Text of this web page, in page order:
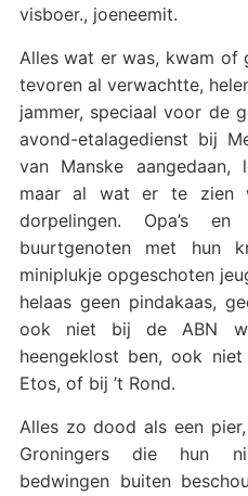
visboer., joeneemit.
Alles wat er was, kwam of
tevoren al verwachtte,
jammer, speciaal voor de
avond-etalagedienst bij
van Manske
maar al wat er te zien
dorpelingen. Opa’s
buurtgenoten met hun
miniplukje opgeschoten
helaas geen pindakaas,
ook niet bij de ABN
heengeklost ben, ook
Etos, of bij ’t Rond.
Alles zo dood als een
Groningers die hun
bedwingen buiten